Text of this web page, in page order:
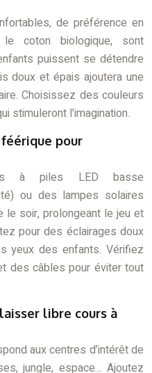
de préférence en
le coton biologique, sont
puissent se détendre
doux et épais ajoutera une
Choisissez des couleurs
stimuleront l’imagination.
pour
à piles LED basse
ou des lampes solaires
le soir, prolongeant le jeu et
pour des éclairages doux
yeux des enfants. Vérifiez
des câbles pour éviter tout
libre cours à
aux centres d’intérêt de
jungle, espace… Ajoutez